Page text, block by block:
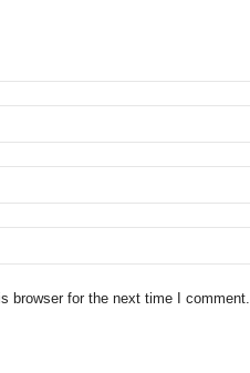
browser for the next time I comment.